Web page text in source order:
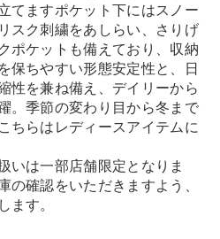
てますポケット下にはスノー
スク刺繍をあしらい、さりげ
ポケットも備えており、収納
保ちやすい形態安定性と、日
性を兼ね備え、デイリーから
。季節の変わり目から冬まで
ちらはレディースアイテムに
いは一部店舗限定となりま
の確認をいただきますよう、
ます。